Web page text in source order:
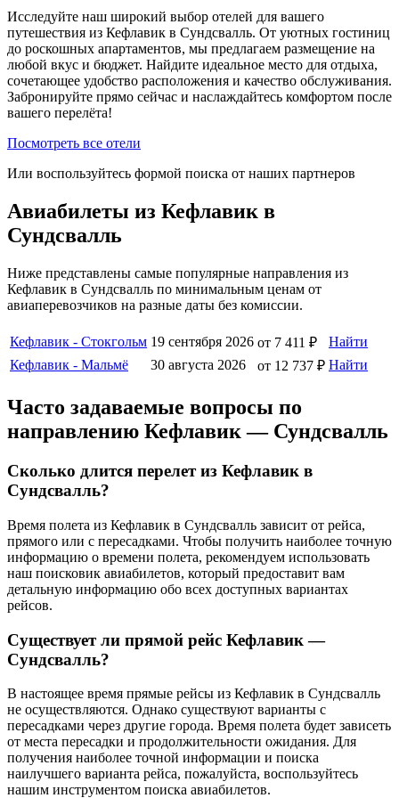
Исследуйте наш широкий выбор отелей для вашего
путешествия из Кефлавик в Сундсвалль. От уютных гостиниц
до роскошных апартаментов, мы предлагаем размещение на
любой вкус и бюджет. Найдите идеальное место для отдыха,
сочетающее удобство расположения и качество обслуживания.
Забронируйте прямо сейчас и наслаждайтесь комфортом после
вашего перелёта!
Посмотреть все отели
Или воспользуйтесь формой поиска от наших партнеров
Авиабилеты из Кефлавик в
Сундсвалль
Ниже представлены самые популярные направления из
Кефлавик в Сундсвалль по минимальным ценам от
авиаперевозчиков на разные даты без комиссии.
Кефлавик - Стокгольм 19 сентября 2026 от 7 411 ₽
Найти
Кефлавик - Мальмё
30 августа 2026 от 12 737 ₽ Найти
Часто задаваемые вопросы по
направлению Кефлавик — Сундсвалль
Сколько длится перелет из Кефлавик в
Сундсвалль?
Время полета из Кефлавик в Сундсвалль зависит от рейса,
прямого или с пересадками. Чтобы получить наиболее точную
информацию о времени полета, рекомендуем использовать
наш поисковик авиабилетов, который предоставит вам
детальную информацию обо всех доступных вариантах
рейсов.
Существует ли прямой рейс Кефлавик —
Сундсвалль?
В настоящее время прямые рейсы из Кефлавик в Сундсвалль
не осуществляются. Однако существуют варианты с
пересадками через другие города. Время полета будет зависеть
от места пересадки и продолжительности ожидания. Для
получения наиболее точной информации и поиска
наилучшего варианта рейса, пожалуйста, воспользуйтесь
нашим инструментом поиска авиабилетов.